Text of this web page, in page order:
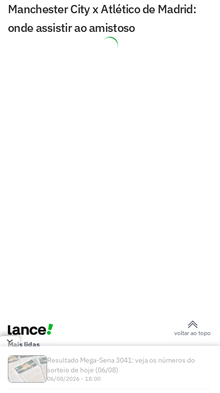
Manchester City x Atlético de Madrid:
onde assistir ao amistoso
Arsenal mira novo reforço após
(07/08/2026)
Ex-Fluminense entra na mira de
Manchester United e Arsenal, diz jornal
Veja gols em Bayern de Munique x